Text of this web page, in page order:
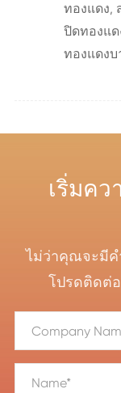
ทองแดง,
ปิดทองแด
ทองแดงบ
เริ่มค
ไม่ว่าคุณจะมีค
โปรดติดต่อ